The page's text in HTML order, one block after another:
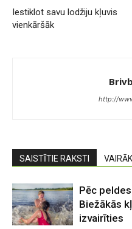
Iestiklot savu lodžiju kļuvis
vienkāršāk
http://
SAISTĪTIE RAKSTI
Pēc
Biežākās
izvairīties